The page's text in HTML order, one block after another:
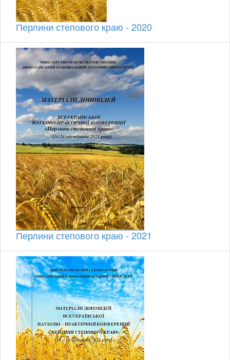
Перлини степового краю - 2020
Перлини степового краю - 2021